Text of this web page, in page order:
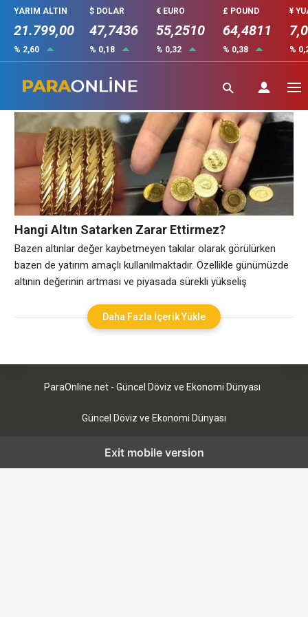
YARIM ALTIN
21.799,00
% 2,60
$ DOLAR
47,7436
% 0,18
€ EURO
55,2510
% 0,32
£ POUND
64,4811
% 0,38
¥
%
Cumhuriyet altını satarken zarar eder mi
Hangi Altın Satarken Zarar Ettirmez?
Bazen altınlar değer kaybetmeyen takılar olarak görülürken
bazen de yatırım amaçlı kullanılmaktadır. Özellikle günümüzde
altının değerinin artması ve piyasada sürekli yükseliş
yapmayı daha kârlı olarak görmektedir. Bu kapsamda pek çok
altın türü bulunmaktadır ve hepsinin kendine göre ayrı
altının alış
Daha Fazla İçerik Yükle
ParaOnline.net - Güncel Döviz ve Ekonomi Dünyası
Güncel Döviz ve Ekonomi Dünyası
Exit mobile version